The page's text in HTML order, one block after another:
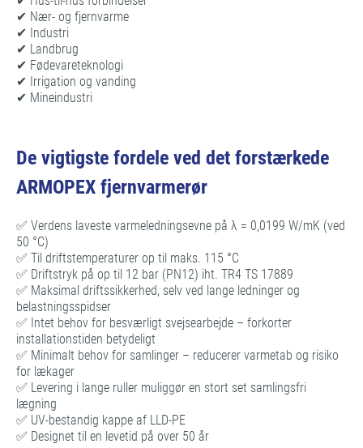
✔ Nær- og fjernvarme
✔ Industri
✔ Landbrug
✔ Fødevareteknologi
✔ Irrigation og vanding
✔ Mineindustri
De vigtigste fordele ved det forstærkede
ARMOPEX fjernvarmerør
✅ Verdens laveste varmeledningsevne på λ = 0,0199 W/mK (ved
50 °C)
✅ Til driftstemperaturer op til maks. 115 °C
✅ Driftstryk på op til 12 bar (PN12) iht. TR4 TS 17889
✅ Maksimal driftssikkerhed, selv ved lange ledninger og
belastningsspidser
✅ Intet behov for besværligt svejsearbejde – forkorter
installationstiden betydeligt
✅ Minimalt behov for samlinger – reducerer varmetab og risiko
for lækager
✅ Levering i lange ruller muliggør en stort set samlingsfri
lægning
✅ UV-bestandig kappe af LLD-PE
✅ Designet til en levetid på over 50 år